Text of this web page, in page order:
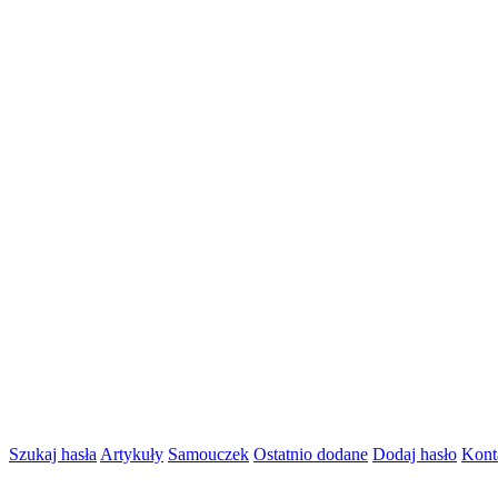
Szukaj hasła Artykuły Samouczek Ostatnio dodane Dodaj hasło